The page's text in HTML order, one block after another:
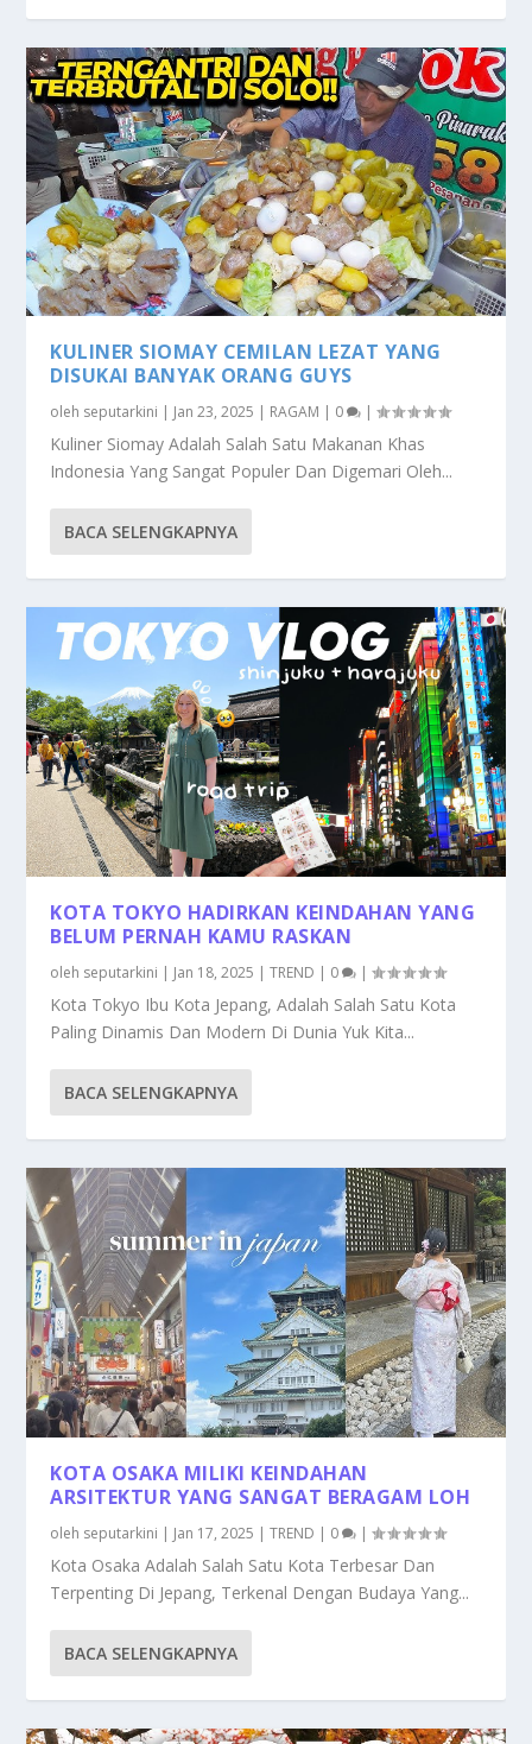
KULINER SIOMAY CEMILAN LEZAT YANG
DISUKAI BANYAK ORANG GUYS
oleh seputarkini | Jan 23, 2025 | RAGAM | 0 |
Kuliner Siomay Adalah Salah Satu Makanan Khas
Indonesia Yang Sangat Populer Dan Digemari Oleh...
BACA SELENGKAPNYA
KOTA TOKYO HADIRKAN KEINDAHAN YANG
BELUM PERNAH KAMU RASKAN
oleh seputarkini | Jan 18, 2025 |TREND | 0 |
Kota Tokyo Ibu Kota Jepang, Adalah Salah Satu Kota
Paling Dinamis Dan Modern Di Dunia Yuk Kita...
BACA SELENGKAPNYA
KOTA OSAKA MILIKI KEINDAHAN
ARSITEKTUR YANG SANGAT BERAGAM LOH
oleh seputarkini | Jan 17, 2025 |TREND | 0 |
Kota Osaka Adalah Salah Satu Kota Terbesar Dan
Terpenting Di Jepang, Terkenal Dengan Budaya Yang...
BACA SELENGKAPNYA